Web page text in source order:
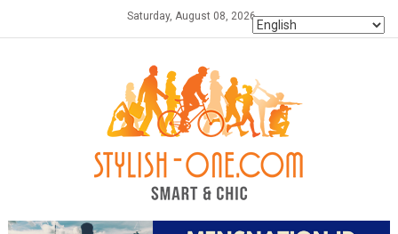
Saturday, August 08, 2026